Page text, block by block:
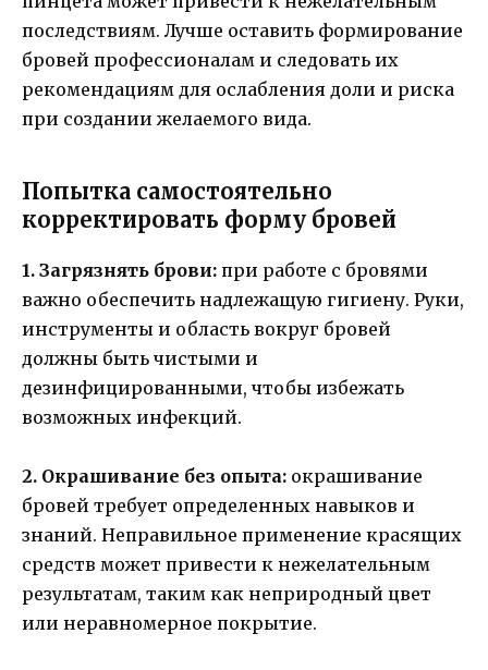
последствиям. Лучше оставить формирование
бровей профессионалам и следовать их
рекомендациям для ослабления доли и риска
при создании желаемого вида.
Попытка самостоятельно
корректировать форму бровей
1. Загрязнять брови: при работе с бровями
важно обеспечить надлежащую гигиену. Руки,
инструменты и область вокруг бровей
должны быть чистыми и
дезинфицированными, чтобы избежать
возможных инфекций.
2. Окрашивание без опыта: окрашивание
бровей требует определенных навыков и
знаний. Неправильное применение красящих
средств может привести к нежелательным
результатам, таким как неприродный цвет
или неравномерное покрытие.